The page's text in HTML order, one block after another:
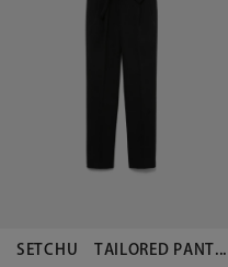
SETCHU TAILORED PANT...